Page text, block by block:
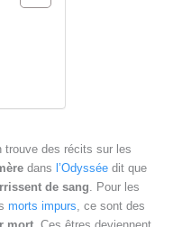
trouve des récits sur les
dans l’Odyssée dit que
de sang . Pour les
morts impurs , ce sont des